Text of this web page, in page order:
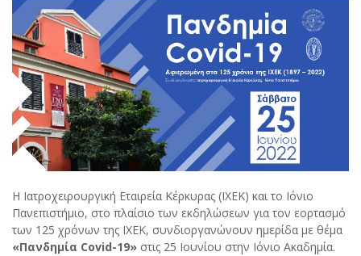
Η Ιατροχειρουργική Εταιρεία Κέρκυρας (ΙΧΕΚ) και το Ιόνιο
Πανεπιστήμιο, στο πλαίσιο των εκδηλώσεων για τον εορτασμό
των 125 χρόνων της ΙΧΕΚ, συνδιοργανώνουν ημερίδα με θέμα
«Πανδημία Covid-19» στις 25 Ιουνίου στην Ιόνιο Ακαδημία.